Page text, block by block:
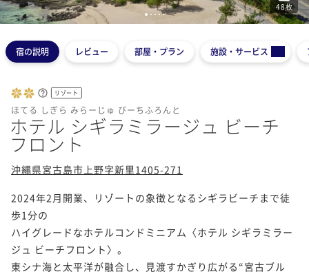
48枚
1 2 3 45
宿の説明 レビュー 部屋・プラン 施設・サービス
リゾート
ほてる しぎら みらーじゅ びーちふろんと
ホテル シギラミラージュ ビーチ
フロント
沖縄県宮古島市上野字新里1405-271
2024年2月開業、リゾートの象徴となるシギラビーチまで徒
歩1分の
ハイグレードなホテルコンドミニアム〈ホテル シギラミラー
ジュ ビーチフロント〉。
東シナ海と太平洋が融合し、見渡すかぎり広がる“宮古ブル